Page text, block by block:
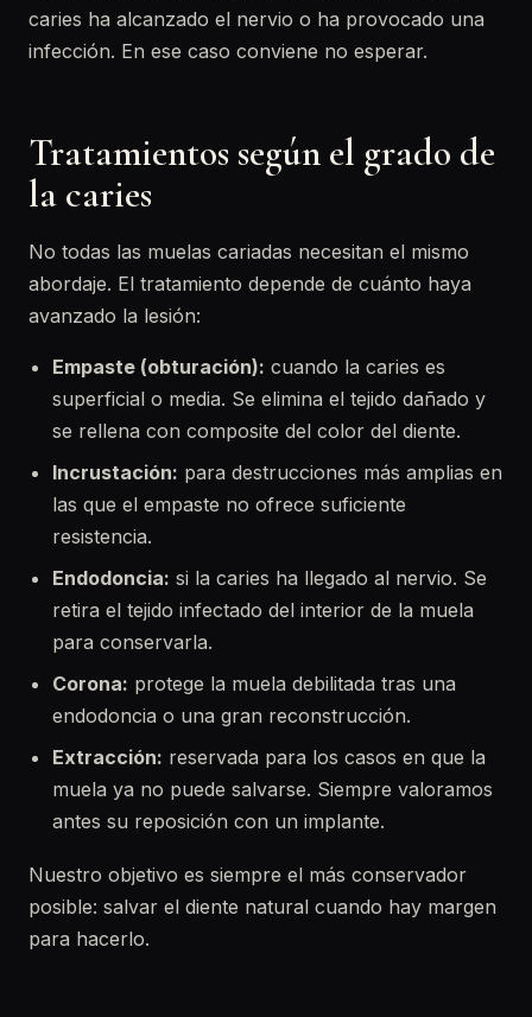
caries ha alcanzado el nervio o ha provocado una
infección. En ese caso conviene no esperar.
Tratamientos según el grado de
la caries
No todas las muelas cariadas necesitan el mismo
abordaje. El tratamiento depende de cuánto haya
avanzado la lesión:
Empaste (obturación): cuando la caries es
superficial o media. Se elimina el tejido dañado y
se rellena con composite del color del diente.
Incrustación: para destrucciones más amplias en
las que el empaste no ofrece suficiente
resistencia.
Endodoncia: si la caries ha llegado al nervio. Se
retira el tejido infectado del interior de la muela
para conservarla.
Corona: protege la muela debilitada tras una
endodoncia o una gran reconstrucción.
Extracción: reservada para los casos en que la
muela ya no puede salvarse. Siempre valoramos
antes su reposición con un implante.
Nuestro objetivo es siempre el más conservador
posible: salvar el diente natural cuando hay margen
para hacerlo.